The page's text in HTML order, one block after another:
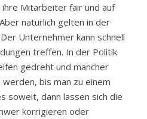
Mitarbeiter fair und auf
natürlich gelten in der
Unternehmer kann schnell
treffen. In der Politik
gedreht und mancher
bis man zu einem
soweit, dann lassen sich die
korrigieren oder